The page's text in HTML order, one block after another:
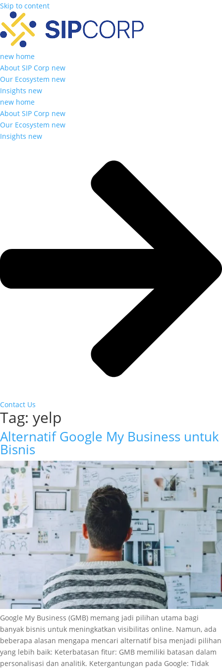
Skip to content
new home
About SIP Corp new
Our Ecosystem new
Insights new
new home
About SIP Corp new
Our Ecosystem new
Insights new
Contact Us
Tag: yelp
Alternatif Google My Business untuk
Bisnis
Google My Business (GMB) memang jadi pilihan utama bagi
banyak bisnis untuk meningkatkan visibilitas online. Namun, ada
beberapa alasan mengapa mencari alternatif bisa menjadi pilihan
yang lebih baik: Keterbatasan fitur: GMB memiliki batasan dalam
personalisasi dan analitik. Ketergantungan pada Google: Tidak